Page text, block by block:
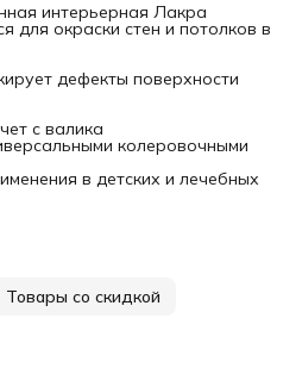
интерьерная Лакра
для окраски стен и потолков в
дефекты поверхности
с валика
колеровочными
в детских и лечебных
Товары со скидкой